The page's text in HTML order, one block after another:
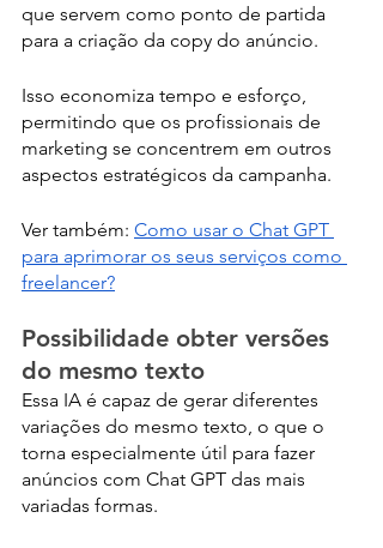
que servem como ponto de partida
para a criação da copy do anúncio.
Isso economiza tempo e esforço,
permitindo que os profissionais de
marketing se concentrem em outros
aspectos estratégicos da campanha.
Ver também: Como usar o Chat GPT
para aprimorar os seus serviços como
freelancer?
Possibilidade obter versões
do mesmo texto
Essa IA é capaz de gerar diferentes
variações do mesmo texto, o que o
torna especialmente útil para fazer
anúncios com Chat GPT das mais
variadas formas.